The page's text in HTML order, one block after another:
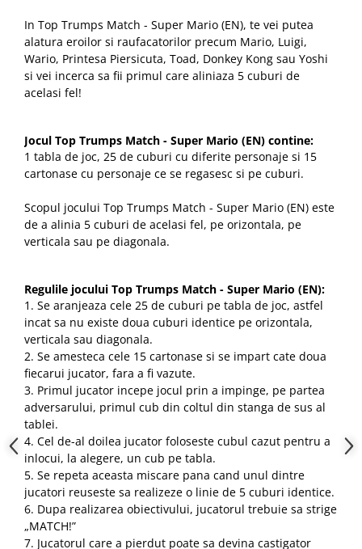
In Top Trumps Match - Super Mario (EN), te vei putea
alatura eroilor si raufacatorilor precum Mario, Luigi,
Wario, Printesa Piersicuta, Toad, Donkey Kong sau Yoshi
si vei incerca sa fii primul care aliniaza 5 cuburi de
acelasi fel!
Jocul Top Trumps Match - Super Mario (EN) contine:
1 tabla de joc, 25 de cuburi cu diferite personaje si 15
cartonase cu personaje ce se regasesc si pe cuburi.
Scopul jocului Top Trumps Match - Super Mario (EN) este
de a alinia 5 cuburi de acelasi fel, pe orizontala, pe
verticala sau pe diagonala.
Regulile jocului Top Trumps Match - Super Mario (EN):
1. Se aranjeaza cele 25 de cuburi pe tabla de joc, astfel
incat sa nu existe doua cuburi identice pe orizontala,
verticala sau diagonala.
2. Se amesteca cele 15 cartonase si se impart cate doua
fiecarui jucator, fara a fi vazute.
3. Primul jucator incepe jocul prin a impinge, pe partea
adversarului, primul cub din coltul din stanga de sus al
tablei.
4. Cel de-al doilea jucator foloseste cubul cazut pentru a
inlocui, la alegere, un cub pe tabla.
5. Se repeta aceasta miscare pana cand unul dintre
jucatori reuseste sa realizeze o linie de 5 cuburi identice.
6. Dupa realizarea obiectivului, jucatorul trebuie sa strige
„MATCH!”
7. Jucatorul care a pierdut poate sa devina castigator